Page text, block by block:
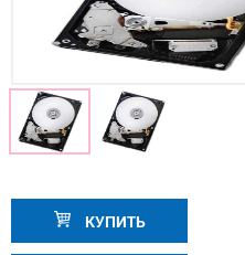
КУПИТЬ